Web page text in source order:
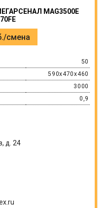
MAG3500E
смена
50
590х470х460
3000
0,9
д. 24